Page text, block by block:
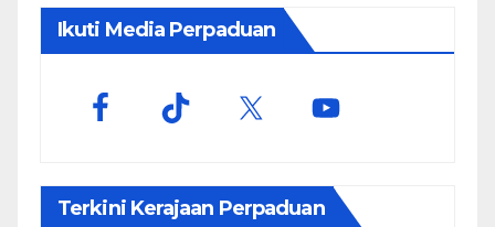
Ikuti Media Perpaduan
Terkini Kerajaan Perpaduan